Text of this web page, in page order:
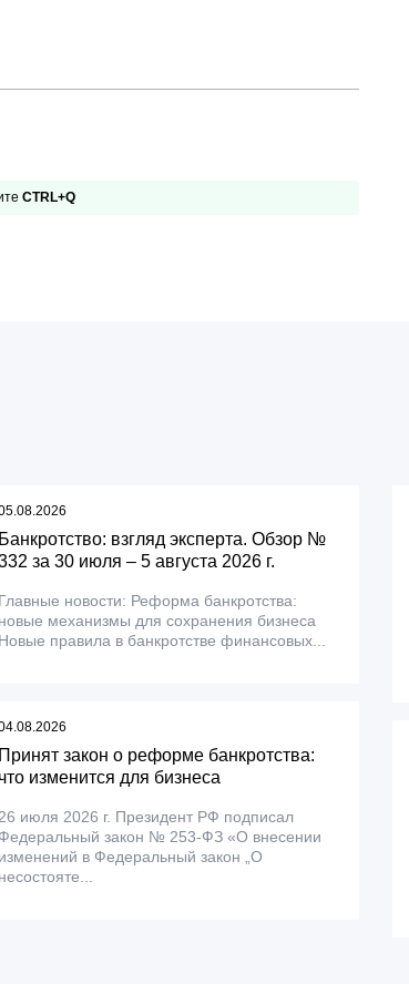
CTRL+Q
Банкротство: взгляд эксперта. Обзор №
за 30 июля – 5 августа 2026 г.
Главные новости: Реформа банкротства:
новые механизмы для сохранения бизнеса
Новые правила в банкротстве финансовых...
Принят закон о реформе банкротства:
что изменится для бизнеса
26 июля 2026 г. Президент РФ подписал
Федеральный закон № 253-ФЗ «О внесении
изменений в Федеральный закон „О
несостояте...